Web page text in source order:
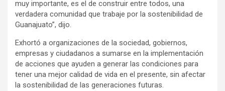
muy importante, es el de construir entre todos, una
verdadera comunidad que trabaje por la sostenibilidad de
Guanajuato”, dijo.
Exhortó a organizaciones de la sociedad, gobiernos,
empresas y ciudadanos a sumarse en la implementación
de acciones que ayuden a generar las condiciones para
tener una mejor calidad de vida en el presente, sin afectar
la sostenibilidad de las generaciones futuras.